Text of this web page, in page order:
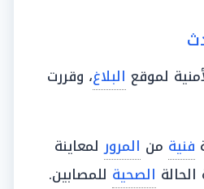
لموقع البلاغ، وقررت
فنية من المرورلمعاينة
الصحية للمصابين.